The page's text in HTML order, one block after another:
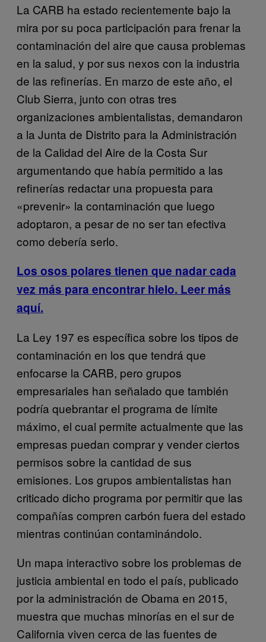
La CARB ha estado recientemente bajo la
mira por su poca participación para frenar la
contaminación del aire que causa problemas
en la salud, y por sus nexos con la industria
de las refinerías. En marzo de este año, el
Club Sierra, junto con otras tres
organizaciones ambientalistas, demandaron
a la Junta de Distrito para la Administración
de la Calidad del Aire de la Costa Sur
argumentando que había permitido a las
refinerías redactar una propuesta para
«prevenir» la contaminación que luego
adoptaron, a pesar de no ser tan efectiva
como debería serlo.
Los osos polares tienen que nadar cada
vez más para encontrar hielo. Leer más
aquí.
La Ley 197 es específica sobre los tipos de
contaminación en los que tendrá que
enfocarse la CARB, pero grupos
empresariales han señalado que también
podría quebrantar el programa de límite
máximo, el cual permite actualmente que las
empresas puedan comprar y vender ciertos
permisos sobre la cantidad de sus
emisiones. Los grupos ambientalistas han
criticado dicho programa por permitir que las
compañías compren carbón fuera del estado
mientras continúan contaminándolo.
Un mapa interactivo sobre los problemas de
justicia ambiental en todo el país, publicado
por la administración de Obama en 2015,
muestra que muchas minorías en el sur de
California viven cerca de las fuentes de